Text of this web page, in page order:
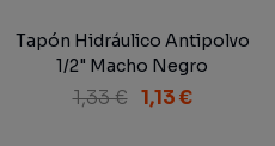
Tapón Hidráulico Antipolvo
1/2" Macho Negro
1,33 € 1,13 €